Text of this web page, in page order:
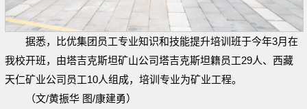
据悉，比优集团员工专业知识和技能提升培训班于今年3月在
我校开班，由塔吉克斯坦矿山公司塔吉克斯坦籍员工29人、西藏
天仁矿业公司员工10人组成，培训专业为矿业工程。
（文/黄振华 图/康建勇）